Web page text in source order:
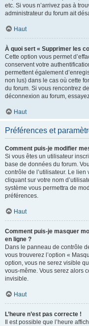
etc. Si vous n’arrivez pas à
administrateur du forum ait
Haut
À quoi sert « Supprimer les
Cette option vous permet
conservent votre
permettent également
non lus) dans le cas où cette
du forum. Si vous rencontrez
déconnexion au forum,
Haut
Préférences et
Comment puis-je modifier
Si vous êtes un utilisateur
base de données du forum.
contrôle de l’utilisateur. Le
cliquant sur votre nom
système vous permettra de
préférences.
Haut
Comment puis-je masquer
en ligne ?
Dans le panneau de contrôle
vous trouverez l’option «
option, vous ne serez visible
vous-même. Vous serez alors
invisible.
Haut
L’heure n’est pas correcte !
Il est possible que l’heure